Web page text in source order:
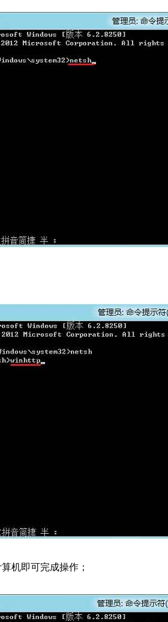
机即可完成操作；